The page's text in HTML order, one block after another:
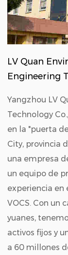
LV Quan
Engineering
Yangzhou LV
Technology
en la "puerta
City, provincia
una empresa
un equipo de
experiencia en
VOCS. Con un
yuanes,
activos fijos y
a 60 millones